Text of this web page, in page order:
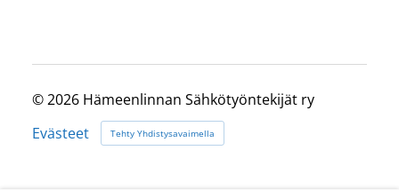
©2026 Hämeenlinnan Sähkötyöntekijät ry
Evästeet
Tehty Yhdistysavaimella